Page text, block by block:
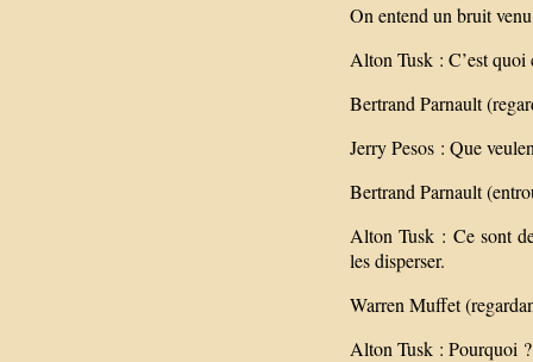
On entend un bruit
Alton Tusk : C’est quoi
Bertrand Parnault
Jerry Pesos : Que
Bertrand Parnault
Alton Tusk : Ce sont
les disperser.
Warren Muffet
Alton Tusk : Pourquoi